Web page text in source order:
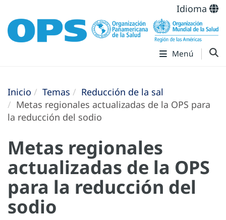
Idioma
Menú
Inicio Temas
Reducción de la sal
Metas regionales actualizadas de la OPS para
la reducción del sodio
Metas regionales
actualizadas de la OPS
para la reducción del
sodio